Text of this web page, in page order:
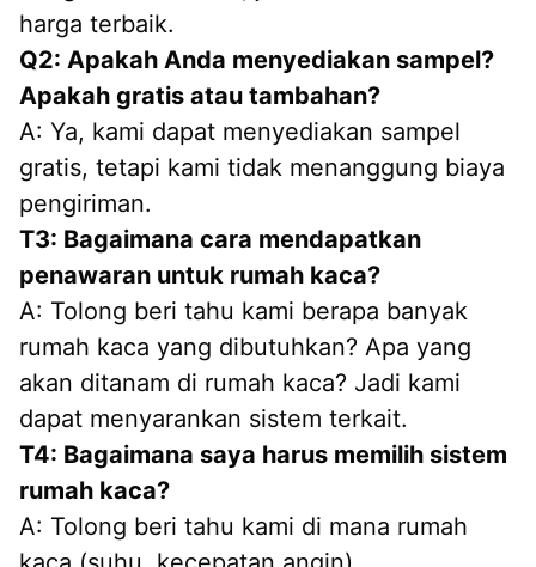
harga terbaik.
Q2: Apakah Anda menyediakan sampel?
Apakah gratis atau tambahan?
A: Ya, kami dapat menyediakan sampel
gratis, tetapi kami tidak menanggung biaya
pengiriman.
T3: Bagaimana cara mendapatkan
penawaran untuk rumah kaca?
A: Tolong beri tahu kami berapa banyak
rumah kaca yang dibutuhkan? Apa yang
akan ditanam di rumah kaca? Jadi kami
dapat menyarankan sistem terkait.
T4: Bagaimana saya harus memilih sistem
rumah kaca?
A: Tolong beri tahu kami di mana rumah